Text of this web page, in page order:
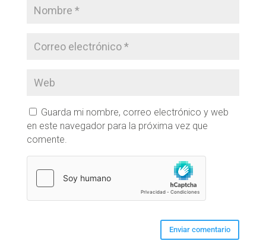
Guarda mi nombre, correo electrónico y web
en este navegador para la próxima vez que
comente.